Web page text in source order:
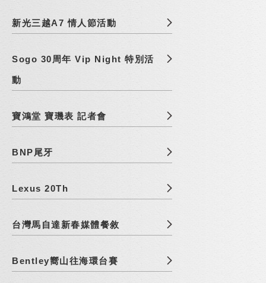
新光三越A7 情人節活動
Sogo 30周年 Vip Night 特別活
動
寶鴻堂 寶璣表 記者會
BNP尾牙
Lexus 20Th
台灣馬自達新春媒體餐敘
Bentley嚮山往海環台賽